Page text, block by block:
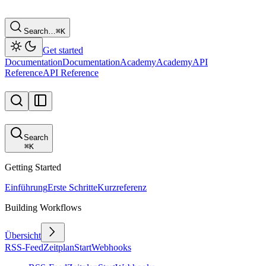
Search…⌘K
Get started
DocumentationDocumentationAcademyAcademyAPI
ReferenceAPI Reference
Search
⌘K
Getting Started
EinführungErste SchritteKurzreferenz
Building Workflows
Übersicht
RSS-FeedZeitplanStartWebhooks